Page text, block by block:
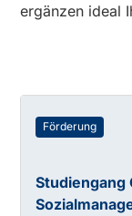
ergänzen ideal
Förderung
Studiengang